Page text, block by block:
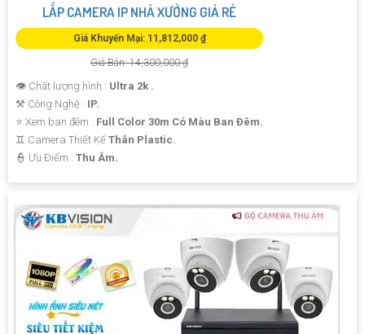
LẮP CAMERA IP NHÀ XƯỞNG GIÁ RẺ
Giá Khuyến Mại: 11,812,000 ₫
Giá Bán: 14,300,000 ₫
👁 Chất lượng hình : Ultra 2k .
⚒ Công Nghệ : IP.
⭐ Xem ban đêm : Full Color 30m Có Màu Ban Ðêm.
♊ Camera Thiết Kế Thân Plastic.
️👮 Ưu Điểm : Thu Âm.